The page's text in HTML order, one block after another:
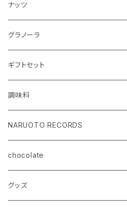
ナッツ
グラノーラ
ギフトセット
調味料
NARUOTO RECORDS
chocolate
グッズ